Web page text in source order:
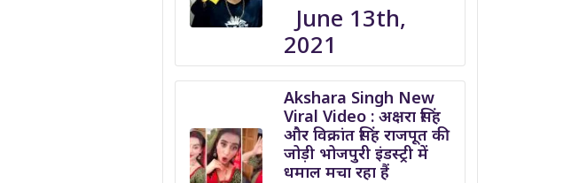
June 13th,
2021
Akshara Singh New
Viral Video : अक्षरा सिंह
और विक्रांत सिंह राजपूत की
जोड़ी भोजपुरी इंडस्ट्री में
धमाल मचा रहा हैं